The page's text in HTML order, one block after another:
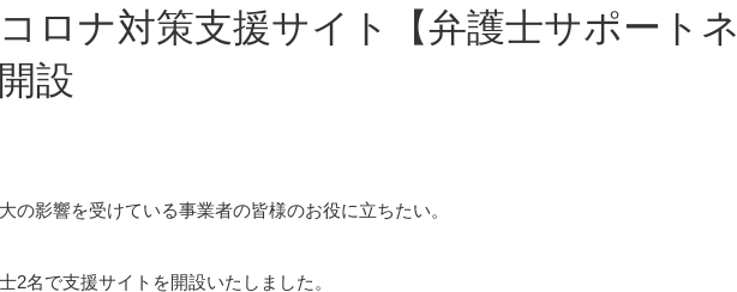
ロナ対策支援サイト【弁護士サポートネ
設
の影響を受けている事業者の皆様のお役に立ちたい。
2名で支援サイトを開設いたしました。